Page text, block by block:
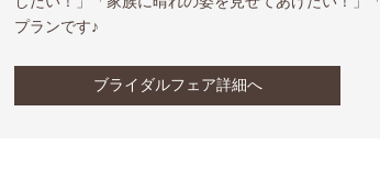
プランです♪
ブライダルフェア詳細へ